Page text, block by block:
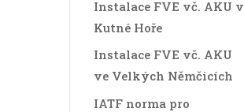
Instalace FVE vč. AKU v
Kutné Hoře
Instalace FVE vč. AKU
ve Velkých Němčicích
IATF norma pro